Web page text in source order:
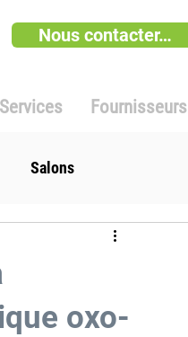
Nous contacter…
Services Fournisseurs
Salons
oxo-